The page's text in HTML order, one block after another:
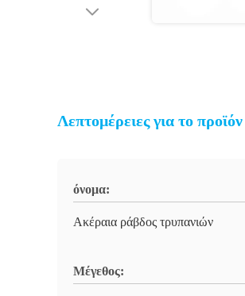
Λεπτομέρειες για το προϊόν
όνομα:
Ακέραια ράβδος τρυπανιών
Μέγεθος: